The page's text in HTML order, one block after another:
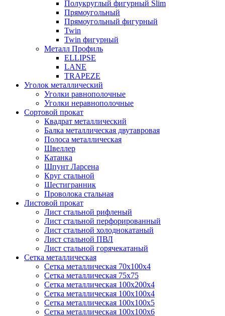
Полукруглый фигурный Slim
Прямоугольный
Прямоугольный фигурный
Twin
Twin фигурный
Металл Профиль
ELLIPSE
LАNE
TRAPEZE
Уголок металлический
Уголки равнополочные
Уголки неравнополочные
Сортовой прокат
Квадрат металлический
Балка металлическая двутавровая
Полоса металлическая
Швеллер
Катанка
Шпунт Ларсена
Круг стальной
Шестигранник
Проволока стальная
Листовой прокат
Лист стальной рифленый
Лист стальной перфорированный
Лист стальной холоднокатаный
Лист стальной ПВЛ
Лист стальной горячекатаный
Сетка металлическая
Сетка металлическая 70х100х4
Сетка металлическая 75х75
Сетка металлическая 100х200х4
Сетка металлическая 100х100х4
Сетка металлическая 100х100х5
Сетка металлическая 100х100х6